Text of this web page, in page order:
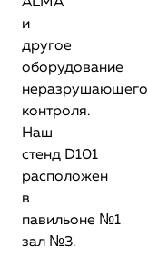
и
другое
оборудование
неразрушающего
контроля.
Наш
стенд D101
расположен
в
павильоне №1
зал №3.